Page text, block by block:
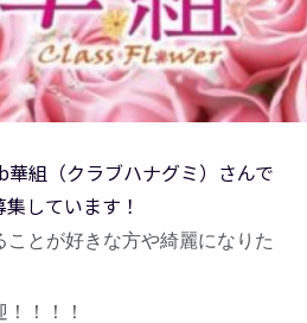
組（クラブハナグミ）さんで
しています！
ことが好きな方や綺麗になりた
！！！